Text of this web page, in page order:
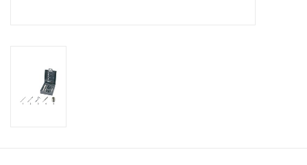
Verspaanbaar materiaal |